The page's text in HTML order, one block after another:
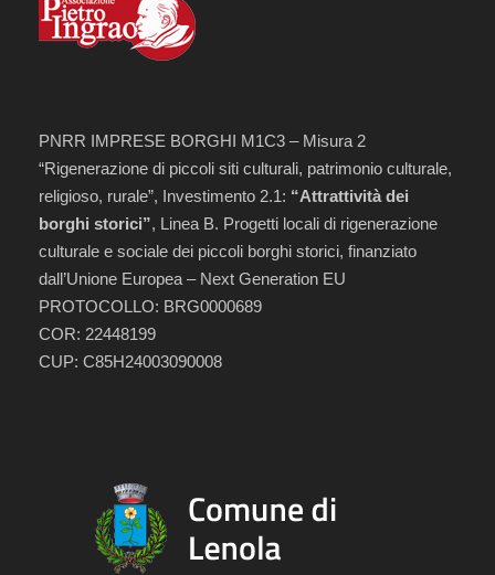
PNRR IMPRESE BORGHI M1C3 – Misura 2
“Rigenerazione di piccoli siti culturali, patrimonio culturale,
religioso, rurale”, Investimento 2.1: “Attrattività dei
borghi storici”, Linea B. Progetti locali di rigenerazione
culturale e sociale dei piccoli borghi storici, finanziato
dall’Unione Europea – Next Generation EU
PROTOCOLLO: BRG0000689
COR: 22448199
CUP: C85H24003090008